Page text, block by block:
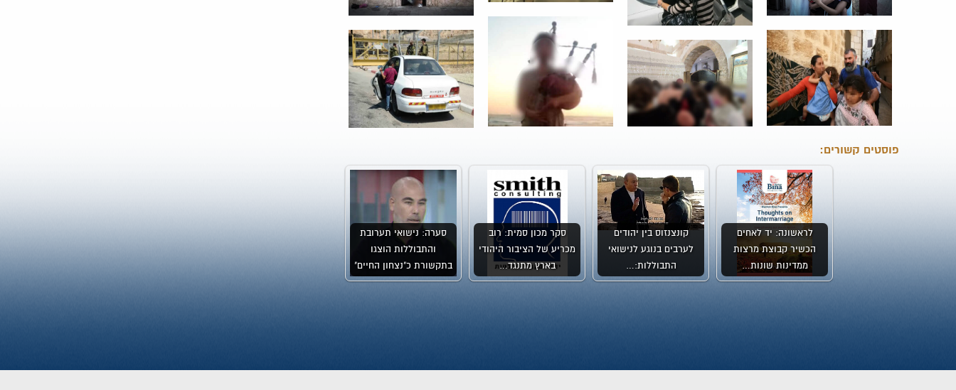
פוסטים קשורים:
סערה: נישואי תערובת
והתבוללות הוצגו
בתקשורת כ"נצחון החיים"
סקר מכון סמית: רוב
מכריע של הציבור היהודי
בארץ מתנגד…
קונצנזוס בין יהודים
לערבים בנוגע לנישואי
התבוללות:…
לראשונה: יד לאחים
הכשיר קבוצת מרצות
ממדינות שונות…